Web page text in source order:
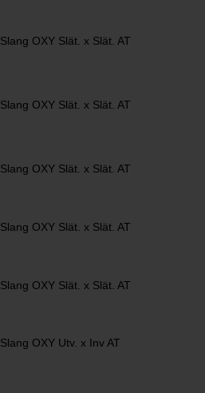
Slang OXY Slät. x Slät. AT
Slang OXY Slät. x Slät. AT
Slang OXY Slät. x Slät. AT
Slang OXY Slät. x Slät. AT
Slang OXY Slät. x Slät. AT
Slang OXY Utv. x Inv AT